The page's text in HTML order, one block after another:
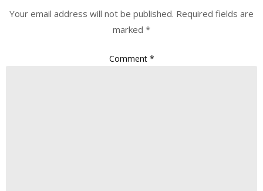
Your email address will not be published. Required fields are
marked *
Comment *